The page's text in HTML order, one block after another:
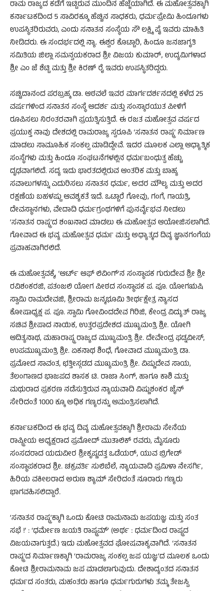
ರಾಮ ರಾಜ್ಯದ ಕಡೆಗೆ ಇಟ್ಟಿರುವ ಮುಂದಿನ ಹೆಜ್ಜೆಯಾಗಿದೆ. ಈ ಮಹೋತ್ಸವಕ್ಕಾಗಿ
ಕರ್ನಾಟಕದಿಂದ 5 ಸಾವಿರಕ್ಕೂ ಹೆಚ್ಚಿನ ಸಾಧಕರು, ಧರ್ಮಪ್ರೇಮಿ ಹಿಂದೂಗಳು
ಉಪಸ್ಥಿತರಿರುವರು, ಎಂದು ಸನಾತನ ಸಂಸ್ಥೆಯ ಸೌ ಲಕ್ಷ್ಮಿ ಪೈ ಇವರು ಮಾಹಿತಿ
ನೀಡಿದರು. ಈ ಸಂದರ್ಭದಲ್ಲಿ ನ್ಯಾ. ಈಶ್ವರ ಕೊಟ್ಟಾರಿ, ಹಿಂದೂ ಜನಜಾಗೃತಿ
ಸಮಿತಿಯ ಜಿಲ್ಲಾ ಸಮನ್ವಯಕರಾದ ಶ್ರೀ ವಿಜಯ ಕುಮಾರ್, ಉದ್ಯಮಿಗಳಾದ
ಶ್ರೀ ಎಂ ಜೆ ಶೆಟ್ಟಿ ಮತ್ತು ಶ್ರೀ ಕಿರಣ್ ರೈ ಇವರು ಉಪಸ್ಥಿತರಿದ್ದರು.
ಸಚ್ಚಿದಾನಂದ ಪರಬ್ರಹ್ಮ ಡಾ. ಆಠವಲೆ ಇವರ ಮಾರ್ಗದರ್ಶನದಲ್ಲಿ ಕಳೆದ 25
ವರ್ಷಗಳಿಂದ ಸನಾತನ ಸಂಸ್ಥೆ ಆದರ್ಶ ಮತ್ತು ಸಂಸ್ಕಾರಯುತ ಪೀಳಿಗೆ
ರೂಪಿಸಲು ನಿರಂತರವಾಗಿ ಪ್ರಯತ್ನಿಸುತ್ತಿದೆ. ಈ ರಜತ ಮಹೋತ್ಸವ ವರ್ಷದ
ಪ್ರಯುಕ್ತ ನಾವು ದೇಶದಲ್ಲಿ ರಾಮರಾಜ್ಯ ಸ್ವರೂಪಿ ‘ಸನಾತನ ರಾಷ್ಟ್ರ’ ನಿರ್ಮಾಣ
ಮಾಡಲು ಸಾಮೂಹಿಕ ಸಂಕಲ್ಪ ಮಾಡಿದ್ದೇವೆ. ಇದರ ಮೂಲಕ ಎಲ್ಲಾ ಆಧ್ಯಾತ್ಮಿಕ
ಸಂಸ್ಥೆಗಳು ಮತ್ತು ಹಿಂದೂ ಸಂಘಟನೆಗಳಲ್ಲಿನ ಧರ್ಮಬಂಧುತ್ವ ಹೆಚ್ಚು
ದೃಢವಾಗಲಿದೆ. ಸದ್ಯ ಇದು ಭಾರತದಲ್ಲಿರುವ ಆಂತರಿಕ ಮತ್ತು ಬಾಹ್ಯ
ಸವಾಲುಗಳನ್ನು ಎದುರಿಸಲು ಸನಾತನ ಧರ್ಮ, ಅದರ ಮೌಲ್ಯ ಮತ್ತು ಅದರ
ರಕ್ಷಣೆಯ ಬಹಳಷ್ಟು ಆವಶ್ಯಕತೆ ಇದೆ. ಒಟ್ಟಾರೆ ಗೋವು, ಗಂಗೆ, ಗಾಯತ್ರಿ,
ದೇವಸ್ಥಾನಗಳು, ವೇದಾದಿ ಧರ್ಮಗ್ರಂಥಗಳಿಗೆ ಪುನರ್ವೈಭವ ನೀಡಲು
‘ಸನಾತನ ರಾಷ್ಟ್ರ’ದ ಶಂಖನಾದ ಮಾಡಲು ಈ ಮಹೋತ್ಸವ ಆಯೋಜಿಸಲಾಗಿದೆ.
ಗೋವಾದ ಈ ಭವ್ಯ ಮಹೋತ್ಸವ ಧರ್ಮ ಮತ್ತು ಅಧ್ಯಾತ್ಮದ ದಿವ್ಯ ಜ್ಞಾನಗಂಗೆಯ
ಪ್ರವಾಹವಾಗಿರಲಿದೆ.
ಈ ಮಹೋತ್ಸವಕ್ಕೆ, ‘ಆರ್ಟ್ ಆಫ್ ಲಿವಿಂಗ್’ನ ಸಂಸ್ಥಾಪಕ ಗುರುದೇವ ಶ್ರೀ ಶ್ರೀ
ರವಿಶಂಕರಜಿ, ಪತಂಜಲಿ ಯೋಗ ಪೀಠದ ಸಂಸ್ಥಾಪಕ ಪ. ಪೂ. ಯೋಗಋಷಿ
ಸ್ವಾಮಿ ರಾಮದೇವಜಿ, ಶ್ರೀರಾಮ ಜನ್ಮಭೂಮಿ ತೀರ್ಥಕ್ಷೇತ್ರ ನ್ಯಾಸದ
ಕೋಷಾಧ್ಯಕ್ಷ ಪ. ಪೂ. ಸ್ವಾಮಿ ಗೋವಿಂದದೇವ ಗಿರಿಜಿ, ಕೇಂದ್ರ ವಿದ್ಯುತ್ ರಾಜ್ಯ
ಸಚಿವ ಶ್ರೀಪಾದ ನಾಯಿಕ, ಉತ್ತರಪ್ರದೇಶದ ಮುಖ್ಯಮಂತ್ರಿ ಶ್ರೀ. ಯೋಗಿ
ಆದಿತ್ಯನಾಥ, ಮಹಾರಾಷ್ಟ್ರ ರಾಜ್ಯದ ಮುಖ್ಯಮಂತ್ರಿ ಶ್ರೀ. ದೇವೇಂದ್ರ ಫಡ್ನವೀಸ್,
ಉಪಮುಖ್ಯಮಂತ್ರಿ ಶ್ರೀ. ಏಕನಾಥ ಶಿಂಧೆ, ಗೋವಾದ ಮುಖ್ಯಮಂತ್ರಿ ಡಾ.
ಪ್ರಮೋದ ಸಾವಂತ, ಛತ್ತೀಸ್ಗಡದ ಮುಖ್ಯಮಂತ್ರಿ ಶ್ರೀ. ವಿಷ್ಣುದೇವ ಸಾಯ,
ತೆಲಂಗಾಣದ ಭಾಜಪದ ಶಾಸಕ ಟಿ. ರಾಜಾ ಸಿಂಗ್, ಹಾಗೂ ಕಾಶಿ ಮತ್ತು
ಮಥುರಾದ ಪ್ರಕರಣ ನಡೆಸುತ್ತಿರುವ ನ್ಯಾಯವಾದಿ ವಿಷ್ಣುಶಂಕರ ಜೈನ್
ಸೇರಿದಂತೆ 1000 ಕ್ಕೂ ಅಧಿಕ ಗಣ್ಯರನ್ನು ಆಮಂತ್ರಿಸಲಾಗಿದೆ.
ಕರ್ನಾಟಕದಿಂದ ಈ ಭವ್ಯ ದಿವ್ಯ ಮಹೋತ್ಸವಕ್ಕಾಗಿ ಶ್ರೀರಾಮ ಸೇನೆಯ
ರಾಷ್ಟ್ರೀಯ ಅಧ್ಯಕ್ಷರಾದ ಪ್ರಮೋದ್ ಮುತಾಲಿಕ್ ರವರು, ಮೈಸೂರು
ಸಂಸದರಾದ ಯದುವೀರ ಶ್ರೀಕೃಷ್ಣದತ್ತ ಒಡೆಯರ್, ಯುವ ಬ್ರಿಗೇಡ್
ಸಂಸ್ಥಾಪಕರಾದ ಶ್ರೀ. ಚಕ್ರವರ್ತಿ ಸುಲಿಬೆಲೆ, ನ್ಯಾಯವಾದಿ ಪ್ರಮಿಳಾ ನೇಸರ್ಗಿ,
ಹಿರಿಯ ವಕೀಲರಾದ ಅರುಣ ಶ್ಯಾಮ್ ಸೇರಿದಂತೆ ನೂರಾರು ಗಣ್ಯರು
ಭಾಗವಹಿಸಲಿದ್ದಾರೆ.
‘ಸನಾತನ ರಾಷ್ಟ್ರ’ಕ್ಕಾಗಿ ಒಂದು ಕೋಟಿ ರಾಮನಾಮ ಜಪಯಜ್ಞ ಮತ್ತು ಸಂತ
ಸಭೆ !’ : ‘ಧರ್ಮೇಣ ಜಯತಿ ರಾಷ್ಟ್ರಮ್’ (ಅರ್ಥ : ಧರ್ಮದಿಂದ ರಾಷ್ಟ್ರದ
ವಿಜಯವಾಗುತ್ತದೆ.) ಇದು ಮಹೋತ್ಸವದ ಘೋಷವಾಕ್ಯವಾಗಿದೆ. ‘ಸನಾತನ
ರಾಷ್ಟ್ರ’ದ ನಿರ್ಮಾಣಕ್ಕಾಗಿ ‘ರಾಮರಾಜ್ಯ ಸಂಕಲ್ಪ ಜಪ ಯಜ್ಞ’ದ ಮೂಲಕ ಒಂದು
ಕೋಟಿ ಶ್ರೀರಾಮನಾಮ ಜಪ ಮಾಡಲಾಗುವುದು. ದೇಶಾದ್ಯಂತದ ಸನಾತನ
ಧರ್ಮದ ಸಂತರು, ಮಹಂತರು ಹಾಗೂ ಧರ್ಮಗುರುಗಳು ತಮ್ಮ ತೇಜಸ್ವಿ